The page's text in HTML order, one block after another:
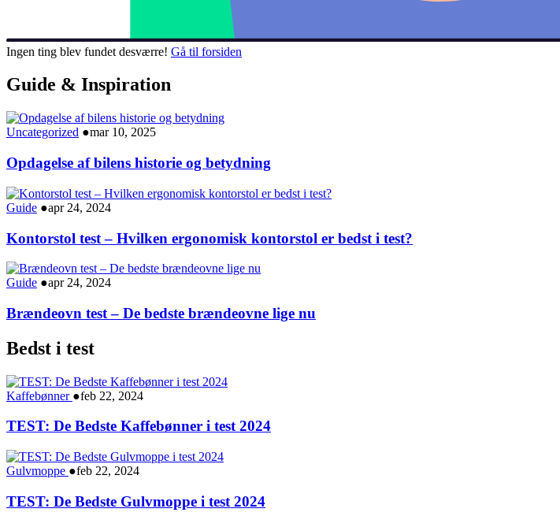
Ingen ting blev fundet desværre! Gå til forsiden
Guide & Inspiration
Uncategorized ●mar 10, 2025
Opdagelse af bilens historie og betydning
Guide ●apr 24, 2024
Kontorstol test – Hvilken ergonomisk kontorstol er bedst i test?
Guide ●apr 24, 2024
Brændeovn test – De bedste brændeovne lige nu
Bedst i test
Kaffebønner ●feb 22, 2024
TEST: De Bedste Kaffebønner i test 2024
Gulvmoppe ●feb 22, 2024
TEST: De Bedste Gulvmoppe i test 2024